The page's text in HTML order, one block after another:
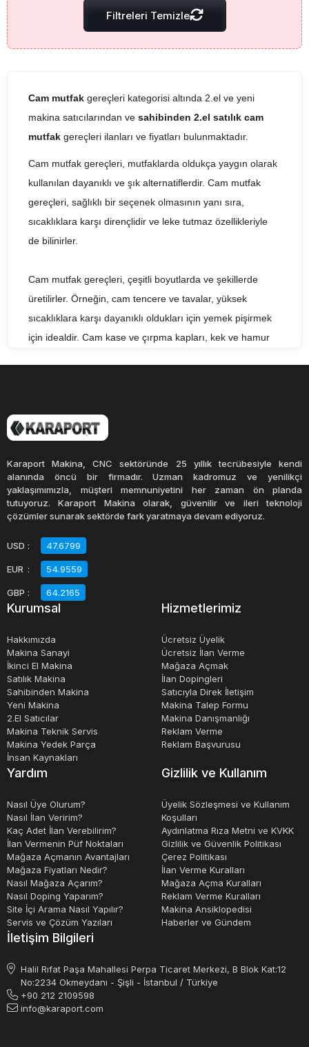
Filtreleri Temizle
Cam mutfak gereçleri kategorisi altında 2.el ve yeni
makina satıcılarından ve sahibinden 2.el satılık cam
mutfak gereçleri ilanları ve fiyatları bulunmaktadır.
Cam mutfak gereçleri, mutfaklarda oldukça yaygın olarak
kullanılan dayanıklı ve şık alternatiflerdir. Cam mutfak
gereçleri, sağlıklı bir seçenek olmasının yanı sıra,
sıcaklıklara karşı dirençlidir ve leke tutmaz özellikleriyle
de bilinirler.
Cam mutfak gereçleri, çeşitli boyutlarda ve şekillerde
üretilirler. Örneğin, cam tencere ve tavalar, yüksek
sıcaklıklara karşı dayanıklı oldukları için yemek pişirmek
için idealdir. Cam kase ve çırpma kapları, kek ve hamur
vazgeçilmezleri arasında yer alırlar.
Çoğu cam mutfak gereci, bulaşık makinesinde yıkanabilir
ve lekeleri kolayca çıkarılabilir. Ayrıca, cam mutfak
gereçleri kolayca dezenfekte edilebilir, böylece hijyenik bir
Sonuç olarak, cam mutfak gereçleri, dayanıklı, şık ve
sağlıklı bir seçenektir. Mutfakta pişirme, servis yapma ve
saklama için idealdirler. Ayrıca, temizlemeleri de kolay
çeşitli boyut ve şekillerde bulunması, her mutfak tarzına
uygun bir alternatif sunar.
Karaport Makina, CNC sektöründe 25 yıllık tecrübesiyle kendi
alanında öncü bir firmadır. Uzman kadromuz ve yenilikçi
yaklaşımımızla, müşteri memnuniyetini her zaman ön planda
tutuyoruz. Karaport Makina olarak, güvenilir ve ileri teknoloji
çözümler sunarak sektörde fark yaratmaya devam ediyoruz.
USD : 47.6799
EUR : 54.9559
GBP : 64.2165
Kurumsal
Hakkımızda
Makina Sanayi
İkinci El Makina
Satılık Makina
Sahibinden Makina
Yeni Makina
2.El Satıcılar
Makina Teknik Servis
Makina Yedek Parça
İnsan Kaynakları
Hizmetlerimiz
Ücretsiz Üyelik
Ücretsiz İlan Verme
Mağaza Açmak
İlan Dopingleri
Satıcıyla Direk İletişim
Makina Talep Formu
Makina Danışmanlığı
Reklam Verme
Reklam Başvurusu
Yardım
Nasıl Üye Olurum?
Nasıl İlan Veririm?
Kaç Adet İlan Verebilirim?
İlan Vermenin Püf Noktaları
Mağaza Açmanın Avantajları
Mağaza Fiyatları Nedir?
Nasıl Mağaza Açarım?
Nasıl Doping Yaparım?
Site İçi Arama Nasıl Yapılır?
Servis ve Çözüm Yazıları
Gizlilik ve Kullanım
Üyelik Sözleşmesi ve Kullanım
Koşulları
Aydınlatma Rıza Metni ve KVKK
Gizlilik ve Güvenlik Politikası
Çerez Politikası
İlan Verme Kuralları
Mağaza Açma Kuralları
Reklam Verme Kuralları
Makina Ansiklopedisi
Haberler ve Gündem
İletişim Bilgileri
Halil Rıfat Paşa Mahallesi Perpa Ticaret Merkezi, B Blok Kat:12
No:2234 Okmeydanı - Şişli - İstanbul / Türkiye
+90 212 2109598
info@karaport.com